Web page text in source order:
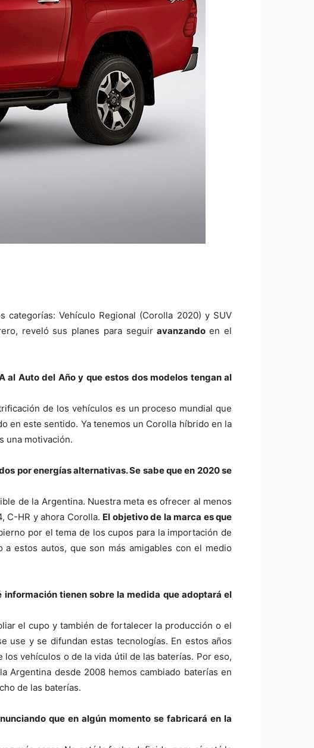
Vehículo Regional (Corolla 2020) y SUV
reveló sus planes para seguiravanzandoen el
al Auto del Año y que estos dos modelos tengan al
de los vehículos es un proceso mundial que
en este sentido. Ya tenemos un Corolla híbrido en la
una motivación.
por energías alternativas. Se sabe que en 2020 se
de la Argentina. Nuestra meta es ofrecer al menos
C-HR y ahora Corolla. El objetivo de la marca es que
por el tema de los cupos para la importación de
estos autos, que son más amigables con el medio
tienen sobre la medida que adoptará el
el cupo y también de fortalecer la producción o el
use y se difundan estas tecnologías. En estos años
vehículos o de la vida útil de las baterías. Por eso,
Argentina desde 2008 hemos cambiado baterías en
de las baterías.
que en algún momento se fabricará en la